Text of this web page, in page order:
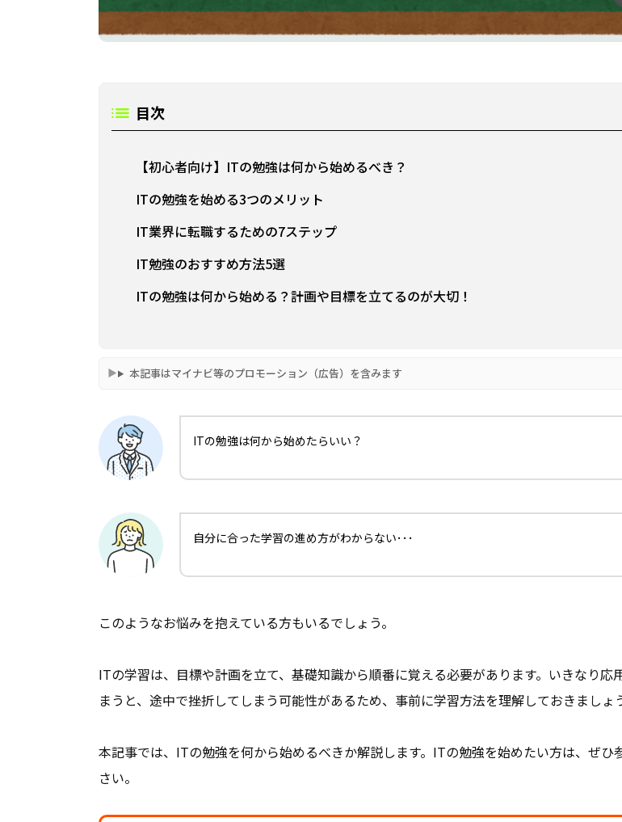
目次
【初心者向け】ITの勉強は何から始めるべき？
ITの勉強を始める3つのメリット
IT業界に転職するための7ステップ
IT勉強のおすすめ方法5選
ITの勉強は何から始める？計画や目標を立てるのが大切！
本記事はマイナビ等のプロモーション（広告）を含みます
ITの勉強は何から始めたらいい？
自分に合った学習の進め方がわからない･･･
このようなお悩みを抱えている方もいるでしょう。
ITの学習は、目標や計画を立て、基礎知識から順番に覚える必要があります。いきなり応
まうと、途中で挫折してしまう可能性があるため、事前に学習方法を理解しておきましょ
本記事では、ITの勉強を何から始めるべきか解説します。ITの勉強を始めたい方は、ぜひ
さい。